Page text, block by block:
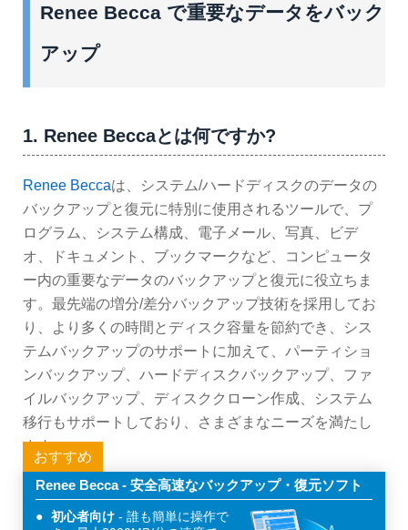
Renee Becca で重要なデータをバック
アップ
1. Renee Beccaとは何ですか?
Renee Beccaは、システム/ハードディスクのデータの
バックアップと復元に特別に使用されるツールで、プ
ログラム、システム構成、電子メール、写真、ビデ
オ、ドキュメント、ブックマークなど、コンピュータ
ー内の重要なデータのバックアップと復元に役立ちま
す。最先端の増分/差分バックアップ技術を採用してお
り、より多くの時間とディスク容量を節約でき、シス
テムバックアップのサポートに加えて、パーティショ
ンバックアップ、ハードディスクバックアップ、ファ
イルバックアップ、ディスククローン作成、システム
移行もサポートしており、さまざまなニーズを満たし
ます。
おすすめ
Renee Becca - 安全高速なバックアップ・復元ソフト
初心者向け
誰も簡単に操作で